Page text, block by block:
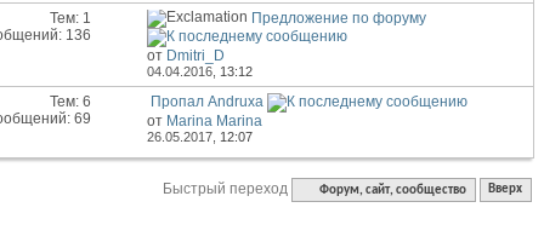
Тем: 1
136
Предложение по форуму
от Dmitri_D
04.04.2016, 13:12
Тем: 6
69
Пропал Andruxa
от Marina Marina
26.05.2017, 12:07
Быстрый переход Форум, сайт, сообщество Вверх